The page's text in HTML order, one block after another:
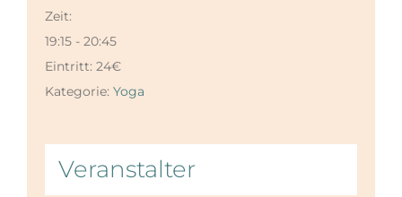
Zeit:
19:15 - 20:45
Eintritt: 24€
Kategorie: Yoga
Veranstalter